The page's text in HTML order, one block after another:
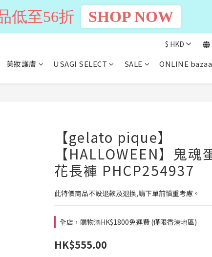
美妝護膚 USAGI SELECT SALE ONLINE
$ HKD
【gelato pique】
【HALLOWEEN】鬼魂
花長褲 PHCP254937
此特價商品不設退款及退換,請下單前慎重考慮。
全店，購物滿HK$1800免運費 (僅限香港地區)
HK$555.00
低至56折 SHOP NOW